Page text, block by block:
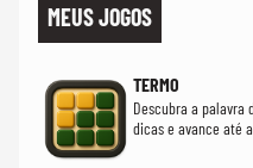
MEUS JOGOS
TERMO
Descubra a palavra
dicas e avance até